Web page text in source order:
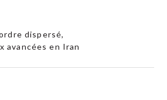
dispersé,
avancées en Iran